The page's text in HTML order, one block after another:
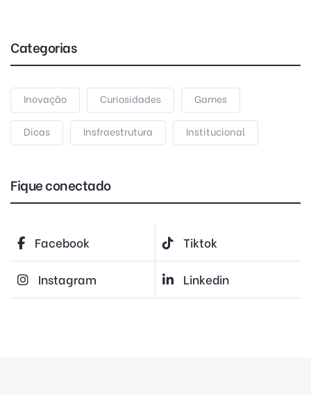
Categorias
Inovação Curiosidades Games
Dicas Insfraestrutura Institucional
Fique conectado
Facebook Tiktok
Instagram Linkedin